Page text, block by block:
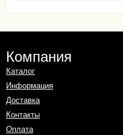
Компания
Каталог
Информация
Доставка
Контакты
Оплата